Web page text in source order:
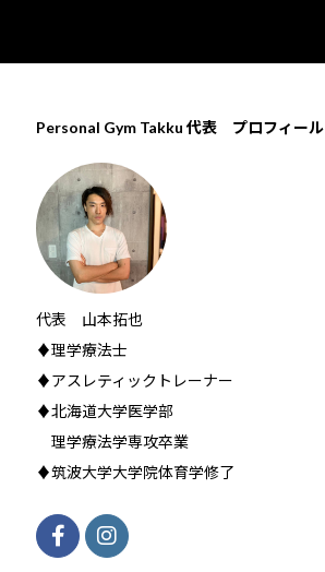
Personal Gym Takku 代表 プロフィール
代表 山本拓也
♦理学療法士
♦アスレティックトレーナー
♦北海道大学医学部
理学療法学専攻卒業
♦筑波大学大学院体育学修了